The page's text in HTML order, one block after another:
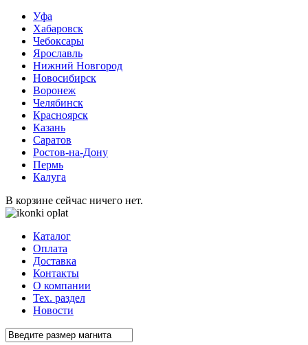
Уфа
Хабаровск
Чебоксары
Ярославль
Нижний Новгород
Новосибирск
Воронеж
Челябинск
Красноярск
Казань
Саратов
Ростов-на-Дону
Пермь
Калуга
В корзине сейчас ничего нет.
Каталог
Оплата
Доставка
Контакты
О компании
Тех. раздел
Новости